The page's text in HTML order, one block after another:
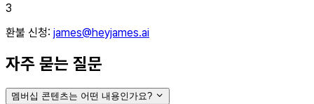
3
환불 신청: james@heyjames.ai
자주 묻는 질문
멤버십 콘텐츠는 어떤 내용인가요?